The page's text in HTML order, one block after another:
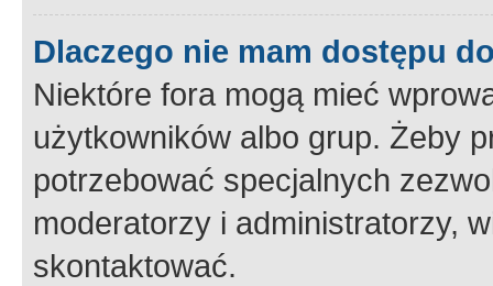
Dlaczego nie mam dostępu
Niektóre fora mogą mieć
użytkowników albo grup. Żeby
potrzebować specjalnych
moderatorzy i administratorzy,
skontaktować.